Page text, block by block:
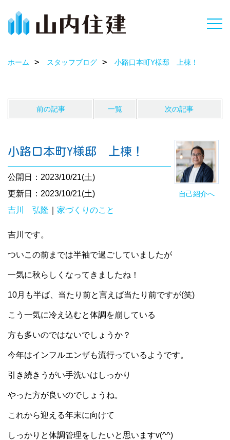
ホーム スタッフブログ 小路口本町Y様邸 上棟！
前の記事 一覧 次の記事
自己紹介へ
小路口本町Y様邸 上棟！
公開日：2023/10/21(土)
更新日：2023/10/21(土)
吉川 弘隆
家づくりのこと
吉川です。
ついこの前までは半袖で過ごしていましたが
一気に秋らしくなってきましたね！
10月も半ば、当たり前と言えば当たり前ですが(笑)
こう一気に冷え込むと体調を崩している
方も多いのではないでしょうか？
今年はインフルエンザも流行っているようです。
引き続きうがい手洗いはしっかり
やった方が良いのでしょうね。
これから迎える年末に向けて
しっかりと体調管理をしたいと思いますv(^^)